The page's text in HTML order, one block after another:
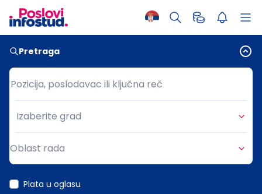
Pretraga
Pozicija, poslodavac ili ključna reč
Pozicija, poslodavac ili ključna reč
Grad
Izaberite grad
Oblast rada
Plata u oglasu